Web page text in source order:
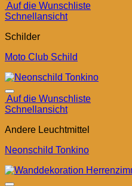
Auf die Wunschliste
Schnellansicht
Schilder
Moto Club Schild
Auf die Wunschliste
Schnellansicht
Andere Leuchtmittel
Neonschild Tonkino